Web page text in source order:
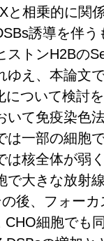
と相乗的に関
誘導を伴
ストンH2Bの
ゆえ、本論文
について検討
て免疫染色
は一部の細胞
は核全体が弱
で大きな放射
後、フォー
細胞でも